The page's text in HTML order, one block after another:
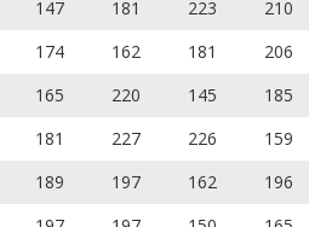
147 181 223 210
174 162 181 206
165 220 145 185
181 227 226 159
189 197 162 196